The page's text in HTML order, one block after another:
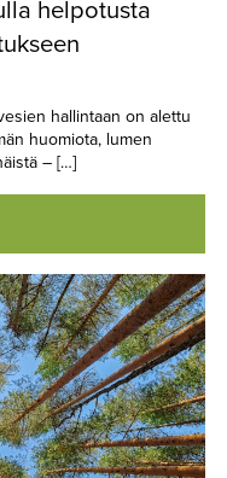
helpotusta
hallintaan on alettu
huomiota, lumen
– […]